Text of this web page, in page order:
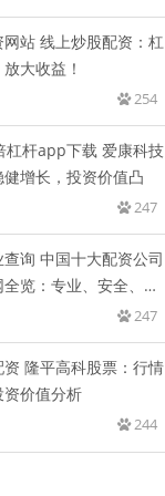
站 线上炒股配资：杠
大收益！
254
杠杆app下载 爱康科技
健增长，投资价值凸
247
询 中国十大配资公司
览：专业、安全、便
247
隆平高科股票：行情
资价值分析
244